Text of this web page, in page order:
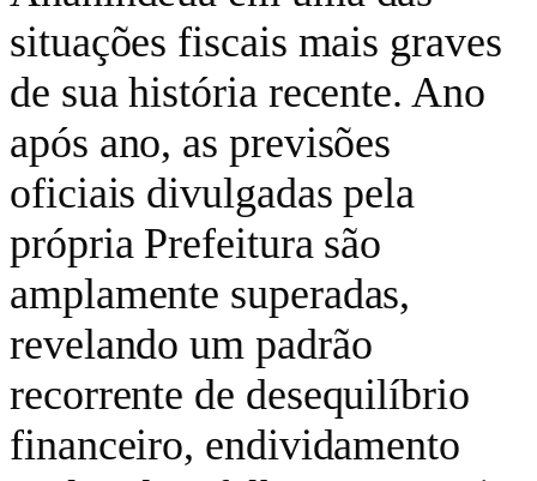
situações fiscais mais graves
de sua história recente. Ano
após ano, as previsões
oficiais divulgadas pela
própria Prefeitura são
amplamente superadas,
revelando um padrão
recorrente de desequilíbrio
financeiro, endividamento